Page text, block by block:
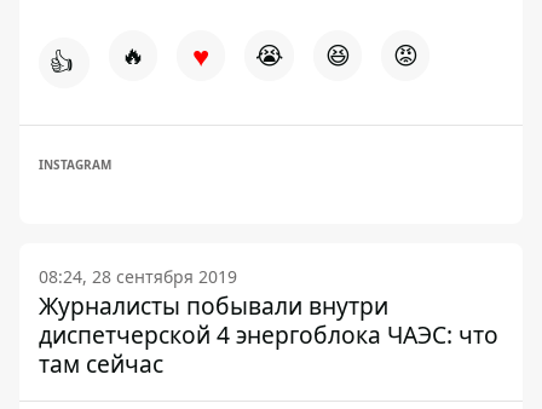
👍 🔥 ♥ 😭 😆 😡
INSTAGRAM
08:24, 28 сентября 2019
Журналисты побывали внутри
диспетчерской 4 энергоблока ЧАЭС: что
там сейчас